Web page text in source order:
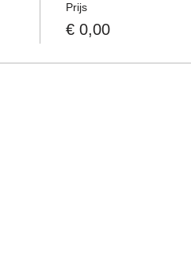
Prijs
€ 0,00